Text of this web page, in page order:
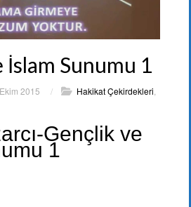
İslam Sunumu 1
2015 / Hakikat Çekirdekleri
Gençlik ve
1